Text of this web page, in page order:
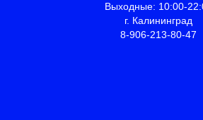
Выходные: 10:00-
г. Калининград
8-906-213-80-47